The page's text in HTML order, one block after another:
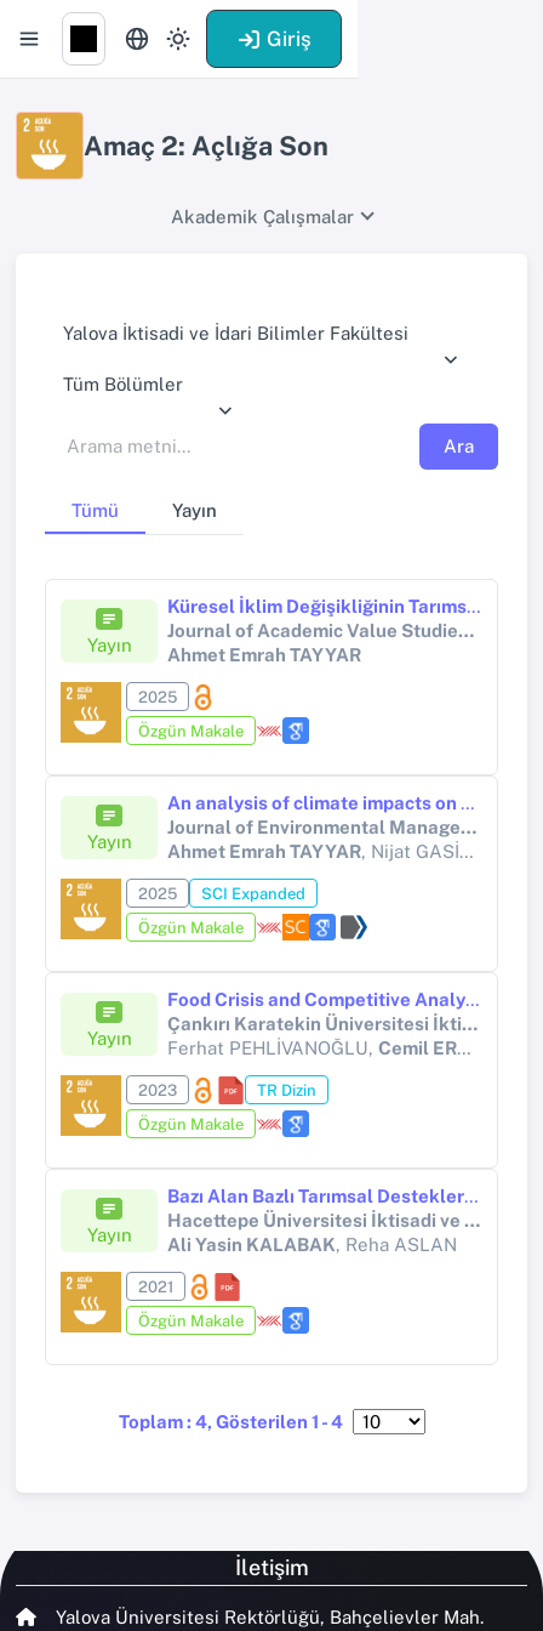
Giriş
Amaç 2: Açlığa Son
Akademik Çalışmalar
Yalova İktisadi ve İdari Bilimler Fakültesi
Tüm Bölümler
Ara
Tümü Yayın
Yayın
Küresel İklim Değişikliğinin Tarımsal İstihdam Üzerindeki Etkisi: Türkiye için ARDL Sınır Testi Yaklaşımı
Journal of Academic Value Studies (JAVStudies)
Ahmet Emrah TAYYAR
2025
Özgün Makale
Yayın
An analysis of climate impacts on agriculture production: Evidence from Türkiye by BMA and A-ARDL approaches
Journal of Environmental Management
Ahmet Emrah TAYYAR, Nijat GASİM, Ömer Faruk BİÇEN, Shahriyar MUKHTAROV
2025
SCI Expanded
Özgün Makale
Yayın
Food Crisis and Competitive Analysis of Selected Agricultural Products in Türkiye
Çankırı Karatekin Üniversitesi İktisadi ve İdari Bilimler Fakültesi Dergisi
Ferhat PEHLİVANOĞLU, Cemil ERARSLAN
2023
TR Dizin
Özgün Makale
Yayın
Bazı Alan Bazlı Tarımsal Desteklerin Buğday Üretimi Üzerindeki Etkisi: Balıkesir Örneği (2009-2015)
Hacettepe Üniversitesi İktisadi ve İdari Bilimler Fakültesi Dergisi
Ali Yasin KALABAK, Reha ASLAN
2021
Özgün Makale
Toplam : 4, Gösterilen 1 - 4
İletişim
Yalova Üniversitesi Rektörlüğü, Bahçelievler Mah.